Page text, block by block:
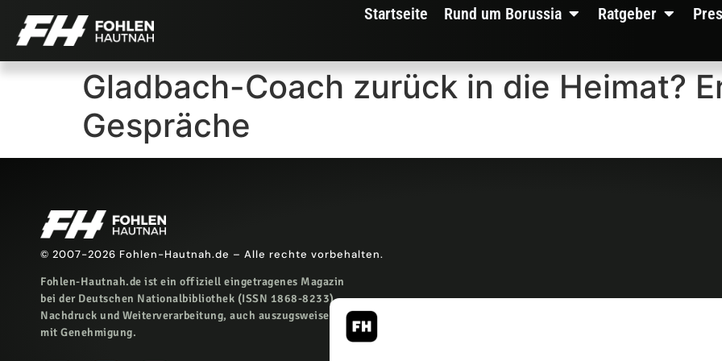
Startseite Rund um Borussia Ratgeber
Gladbach-Coach zurück in die Heimat?
Gespräche
© 2007-2026 Fohlen-Hautnah.de – Alle rechte vorbehalten.
Fohlen-Hautnah.de ist ein offiziell eingetragenes Magazin
bei der Deutschen Nationalbibliothek (ISSN 1868-8233).
Nachdruck und Weiterverarbeitung, auch auszugsweise, nur
mit Genehmigung.